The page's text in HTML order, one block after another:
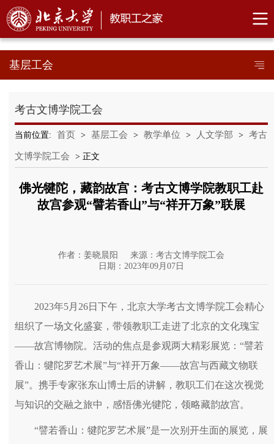
基层工会
考古文博学院工会
当前位置: 首页 > 基层工会 > 教学单位 > 人文学部 > 考古
文博学院工会 > 正文
佛光犍陀，藏韵故宫：考古文博学院教职工赴
故宫参观“譬若香山”与“祥开万象”联展
作者：姜晓晨阳
来源：考古文博学院工会
日期：2023年09月07日
2023年5月26日下午，北京大学考古文博学院工会精心
组织了一场文化盛宴，带领教职工走进了北京的文化瑰宝
——故宫博物院。活动的焦点是参观两大精彩展览：“譬若
香山：犍陀罗艺术展”与“祥开万象——故宫与西藏文物联
展”。携手专家张东山博士后的讲解，教职工们在这次视觉
与知识的交融之旅中，感悟佛光犍陀，领略藏韵故宫。
“譬若香山：犍陀罗艺术展”是一次别开生面的展览，展